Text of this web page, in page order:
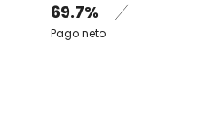
69.7%
Pago neto